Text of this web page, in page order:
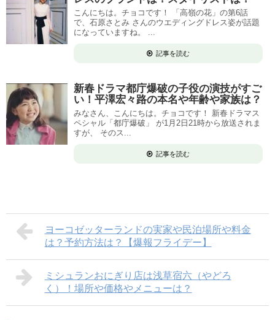
こんにちは。チョコです！ 「高嶺の花」の第6話
で、石原さとみ さんのウエディングドレス姿が話題
になっていますね。 ...
記事を読む
新春ドラマ都庁爆破の子役の演技がすご
い！平澤宏々路の本名や年齢や家族は？
みなさん、こんにちは。チョコです！ 新春ドラマス
ペシャル「都庁爆破」 が1月2日21時から放送されま
すが、 そのス...
記事を読む
ヨーコゼッターランドの実家や民泊場所や料金
は？予約方法は？【爆報フライデー】
ミシュランおにぎり店は浅草宿六（やどろ
く）！場所や価格やメニューは？